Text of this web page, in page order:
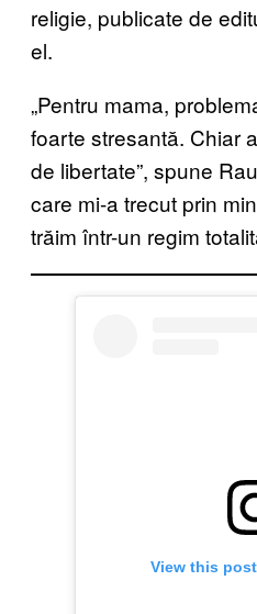
religie, publicate de
el.
„Pentru mama,
foarte stresantă. Chiar
de libertate”, spune
care mi-a trecut prin
trăim într-un regim
View this